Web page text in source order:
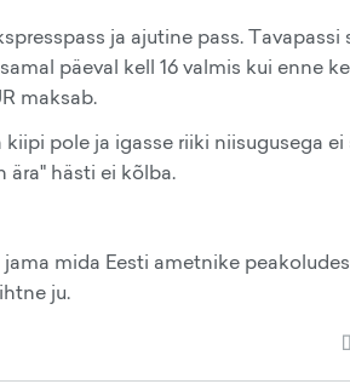
ja ajutine pass. Tavapassi
päeval kell 16 valmis kui enne
maksab.
pole ja igasse riiki niisugusega ei
ära" hästi ei kõlba.
mida Eesti ametnike
ju.